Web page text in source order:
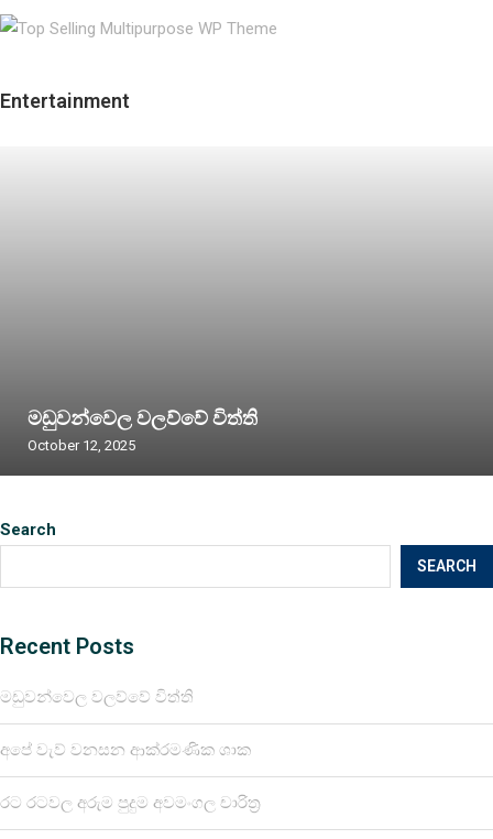
Search
SEARCH
Recent Posts
මඩුවන්වෙල වලව්වේ විත්ති
අපේ වැව් වනසන ආක්රමණික ශාක
රට රටවල අරුම පුදුම අවමංගල චාරිත්‍ර
Entertainment
මඩුවන්වෙල වලව්වේ විත්ති
October 12, 2025